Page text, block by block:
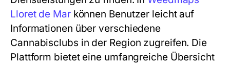
Lloret de Markönnen Benutzer leicht auf
Informationen über verschiedene
Cannabisclubs in der Region zugreifen. Die
Plattform bietet eine umfangreiche Übersicht